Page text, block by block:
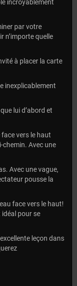
incroyablement
par votre
n’importe quelle
à placer la carte
inexplicablement
lui d’abord et
vers le haut
Avec une
Avec une vague,
pousse la
face vers le haut!
pour se
leçon dans